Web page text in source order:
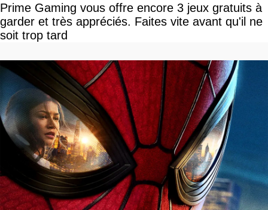
Prime Gaming vous offre encore 3 jeux gratuits à
garder et très appréciés. Faites vite avant qu'il ne
soit trop tard